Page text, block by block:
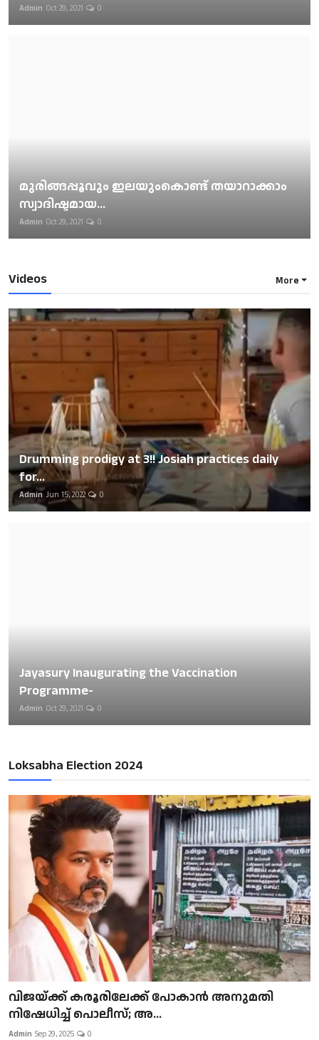
Admin Oct 29, 2021 0
മുരിങ്ങപ്പൂവും ഇലയുംകൊണ്ട് തയാറാക്കാം
സ്വാദിഷ്ടമായ...
Admin Oct 29, 2021 0
Videos More
Drumming prodigy at 3!! Josiah practices daily
for...
Admin Jun 15, 2022 0
Jayasury Inaugurating the Vaccination
Programme-
Admin Oct 29, 2021 0
Loksabha Election 2024
വിജയ്ക്ക് കരൂരിലേക്ക് പോകാൻ അനുമതി
നിഷേധിച്ച് പൊലീസ്; അ...
Admin Sep 29, 2025 0